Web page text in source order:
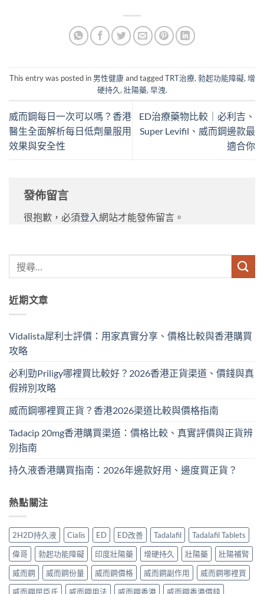
This entry was posted in 男性健康and taggedTRT治療, 勃起功能障礙, 增
硬持久, 壯陽藥, 早洩.
威而鋼每日一次可以嗎？香港
醫生全面解析每日低劑量服用
效果與安全性
ED治療藥物比較｜必利吉、
Super Levifil、威而鋼邊款最
適合你
發佈留言
很抱歉，必須登入網站才能發佈留言。
近期文章
Vidalista犀利士評價：用家真實分享、價格比較與香港購買
攻略
必利勁Priligy哪裡買比較好？2026香港正貨渠道、價錢與真
假辨別攻略
威而鋼哪裡買正貨？香港2026渠道比較與價格指南
Tadacip 20mg香港購買渠道：價格比較、真實評價與正貨辨
別指南
持久液香港購買指南：2026年邊款好用、邊度買正貨？
熱點關注
2H2D持久液 Cialis ED ED改善 Tadalafil
Tadalafil Tablets
偉哥
勃起功能障礙 印度壯陽藥 增硬持久 壯陽藥
壯陽補腎
威而鋼
威而鋼份量 威而鋼價格 威而鋼副作用
威而鋼哪裡買
威而鋼屈臣氏
威而鋼用法 威而鋼香港 威而鋼香港價錢